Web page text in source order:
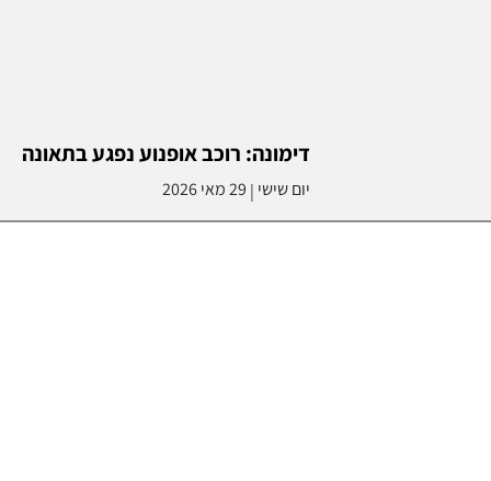
דימונה: רוכב אופנוע נפגע בתאונה
יום שישי | 29 מאי 2026